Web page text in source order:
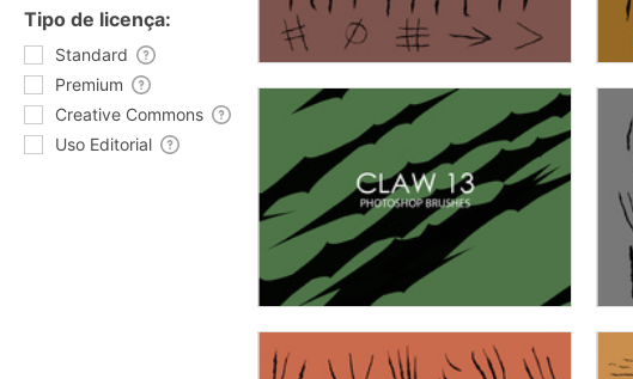
Tipo de licença:
Standard
Premium
Creative Commons
Uso Editorial